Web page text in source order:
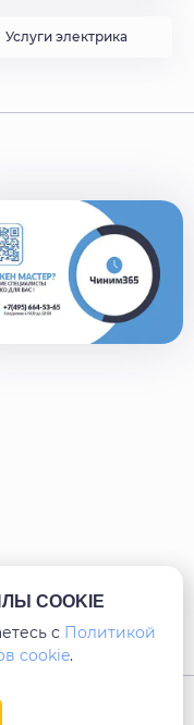
Услуги электрика
сайта
COOKIE
c Политикой
cookie.